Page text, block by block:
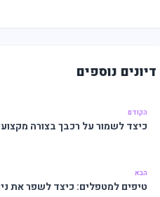
דיונים נוספים
הקודם
כיצד לשמור על רכבך בצורה
הבא
טיפים למטפלים: כיצד לשפר את